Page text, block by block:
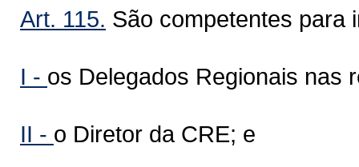
Art. 115. São competentes para
I - os Delegados Regionais nas
II - o Diretor da CRE; e